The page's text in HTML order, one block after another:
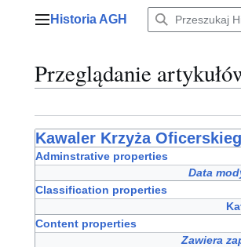
Menu główne
Historia AGH
Przeglądanie
Kawaler Krzyża
Adminstrative properties
Data
Classification properties
Content properties
Zawiera